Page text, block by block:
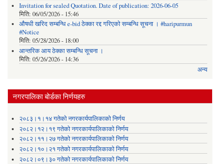
Invitation for sealed Quotation. Date of publication: 2026-06-05
मिति: 06/05/2026 - 15:46
औषधी खरिद सम्बन्धि e-bid ठेक्का रद्द गरिएको सम्बन्धि सूचना । #haripurmun
#Notice
मिति: 05/28/2026 - 18:00
आन्तरिक आय ठेक्का सम्बन्धि सूचना ।
मिति: 05/26/2026 - 14:36
अन्य
नगरपालिका बोर्डका निर्णयहरु
२०८३।१।१४ गतेको नगरकार्यपालिकाको निर्णय
२०८२।१२।१९ गतेको नगरकार्यपालिकाको निर्णय
२०८२।११।२७ गतेको नगरकार्यपालिकाको निर्णय
२०८२।१०।२१ गतेको नगरकार्यपालिकाको निर्णय
२०८२।०९।३० गतेको नगरकार्यपालिकाको निर्णय